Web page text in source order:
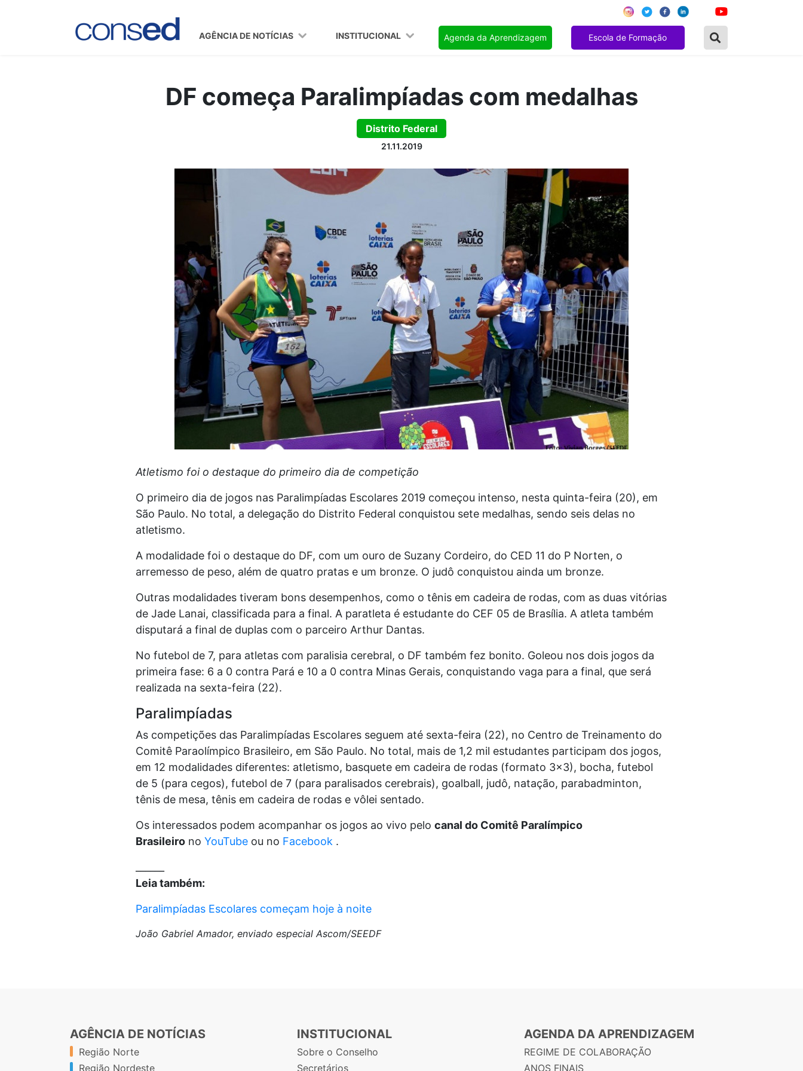
AGÊNCIA DE NOTÍCIAS INSTITUCIONAL Agenda da Aprendizagem Escola de Formação
DF começa Paralimpíadas com medalhas
Distrito Federal
21.11.2019
Atletismo foi o destaque do primeiro dia de competição
O primeiro dia de jogos nas Paralimpíadas Escolares 2019 começou intenso, nesta quinta-feira (20), em
São Paulo. No total, a delegação do Distrito Federal conquistou sete medalhas, sendo seis delas no
atletismo.
A modalidade foi o destaque do DF, com um ouro de Suzany Cordeiro, do CED 11 do P Norten, o
arremesso de peso, além de quatro pratas e um bronze. O judô conquistou ainda um bronze.
Outras modalidades tiveram bons desempenhos, como o tênis em cadeira de rodas, com as duas vitórias
de Jade Lanai, classificada para a final. A paratleta é estudante do CEF 05 de Brasília. A atleta também
disputará a final de duplas com o parceiro Arthur Dantas.
No futebol de 7, para atletas com paralisia cerebral, o DF também fez bonito. Goleou nos dois jogos da
primeira fase: 6 a 0 contra Pará e 10 a 0 contra Minas Gerais, conquistando vaga para a final, que será
realizada na sexta-feira (22).
Paralimpíadas
As competições das Paralimpíadas Escolares seguem até sexta-feira (22), no Centro de Treinamento do
Comitê Paraolímpico Brasileiro, em São Paulo. No total, mais de 1,2 mil estudantes participam dos jogos,
em 12 modalidades diferentes: atletismo, basquete em cadeira de rodas (formato 3×3), bocha, futebol
de 5 (para cegos), futebol de 7 (para paralisados cerebrais), goalball, judô, natação, parabadminton,
tênis de mesa, tênis em cadeira de rodas e vôlei sentado.
Os interessados podem acompanhar os jogos ao vivo pelo canal do Comitê Paralímpico
Brasileiro no YouTube ou no Facebook .
Leia também:
Paralimpíadas Escolares começam hoje à noite
João Gabriel Amador, enviado especial Ascom/SEEDF
AGÊNCIA DE NOTÍCIAS
Região Norte
Região Nordeste
INSTITUCIONAL
Sobre o Conselho
Secretários
AGENDA DA APRENDIZAGEM
REGIME DE COLABORAÇÃO
ANOS FINAIS